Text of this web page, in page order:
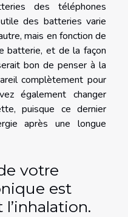
des téléphones
des batteries varie
mais en fonction de
batterie, et de la façon
bon de penser à la
complètement pour
également changer
puisque ce dernier
après une longue
votre
est